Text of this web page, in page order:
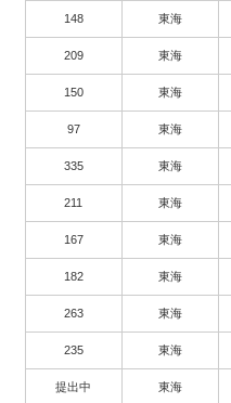
148 東海
209 東海
150 東海
97 東海
335 東海
211 東海
167 東海
182 東海
263 東海
235 東海
提出中 東海